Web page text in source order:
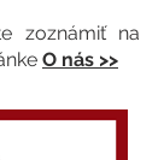
zoznámiť na
O nás >>